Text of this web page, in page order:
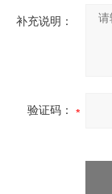
补充说明：
验证码：